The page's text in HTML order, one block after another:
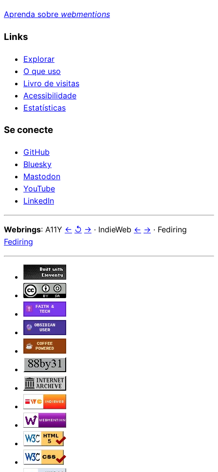
Aprenda sobre webmentions
Links
Explorar
O que uso
Livro de visitas
Acessibilidade
Estatísticas
Se conecte
GitHub
Bluesky
Mastodon
YouTube
LinkedIn
Webrings: A11Y ← ↺ → · IndieWeb ← → · Fediring
Fediring